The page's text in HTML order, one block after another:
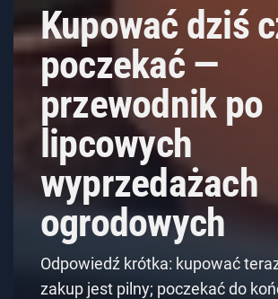
Kupować dziś
poczekać —
przewodnik po
lipcowych
wyprzedażach
ogrodowych
Odpowiedź krótka: kupować
zakup jest pilny; poczekać do